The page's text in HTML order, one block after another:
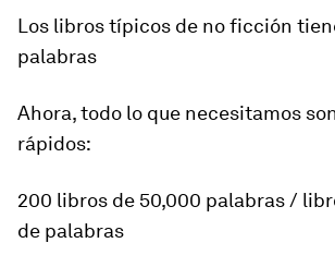
Los libros típicos de no ficción
palabras
Ahora, todo lo que necesitamos
rápidos:
200 libros de 50,000 palabras /
de palabras